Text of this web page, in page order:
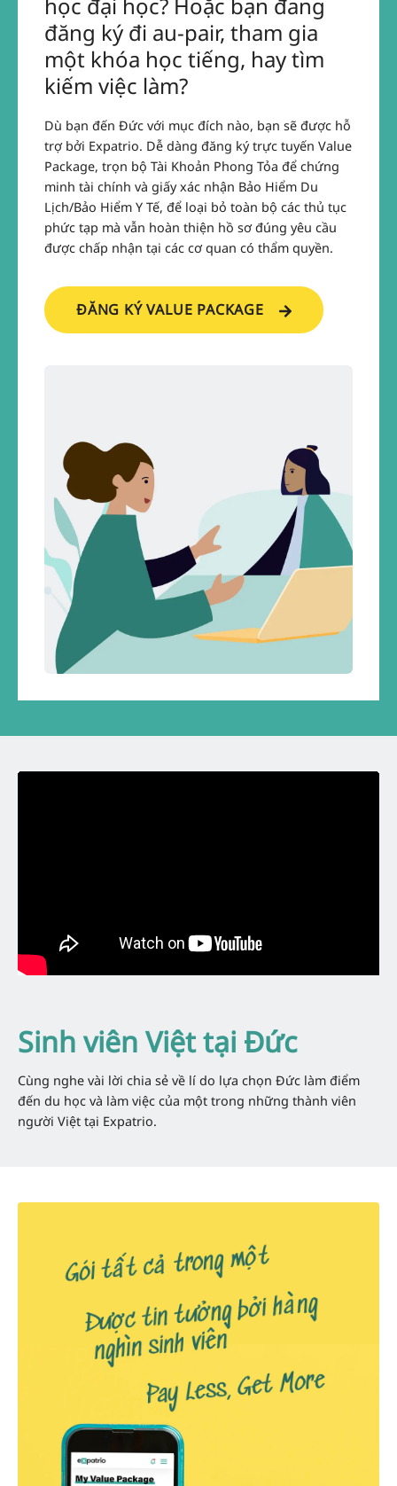
học đại học? Hoặc bạn đang
đăng ký đi au-pair, tham gia
một khóa học tiếng, hay tìm
kiếm việc làm?
Dù bạn đến Đức với mục đích nào, bạn sẽ được hỗ
trợ bởi Expatrio. Dễ dàng đăng ký trực tuyến Value
Package, trọn bộ Tài Khoản Phong Tỏa để chứng
minh tài chính và giấy xác nhận Bảo Hiểm Du
Lịch/Bảo Hiểm Y Tế, để loại bỏ toàn bộ các thủ tục
phức tạp mà vẫn hoàn thiện hồ sơ đúng yêu cầu
được chấp nhận tại các cơ quan có thẩm quyền.
ĐĂNG KÝ VALUE PACKAGE
Sinh viên Việt tại Đức
Cùng nghe vài lời chia sẻ về lí do lựa chọn Đức làm điểm
đến du học và làm việc của một trong những thành viên
người Việt tại Expatrio.